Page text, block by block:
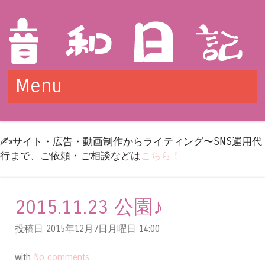
Menu
✍️サイト・広告・動画制作からライティング〜SNS運用代
行まで、ご依頼・ご相談などはこちら！
2015.11.23 公園♪
投稿日 2015年12月7日月曜日 14:00
with No comments